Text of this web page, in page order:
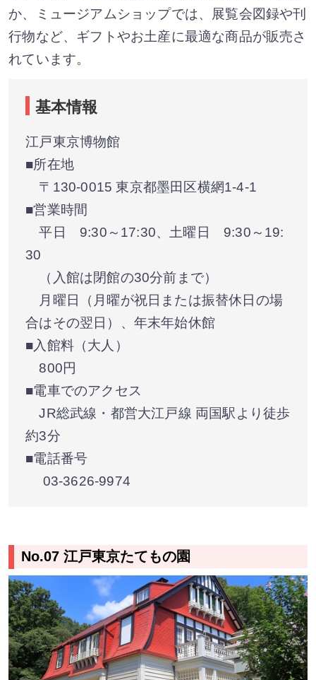
か、ミュージアムショップでは、展覧会図録や刊
行物など、ギフトやお土産に最適な商品が販売さ
れています。
基本情報
江戸東京博物館
■所在地
〒130-0015 東京都墨田区横網1-4-1
■営業時間
平日 9:30～17:30、土曜日 9:30～19:
30
（入館は閉館の30分前まで）
月曜日（月曜が祝日または振替休日の場
合はその翌日）、年末年始休館
■入館料（大人）
800円
■電車でのアクセス
JR総武線・都営大江戸線 両国駅より徒歩
約3分
■電話番号
03-3626-9974
No.07 江戸東京たてもの園